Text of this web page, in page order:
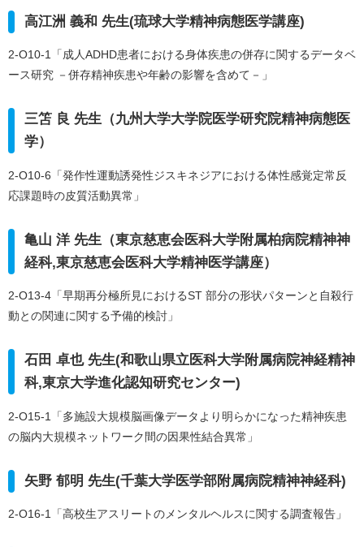
高江洲 義和 先生(琉球大学精神病態医学講座)
2-O10-1「成人ADHD患者における身体疾患の併存に関するデータベ
ース研究 －併存精神疾患や年齢の影響を含めて－」
三笘 良 先生（九州大学大学院医学研究院精神病態医
学）
2-O10-6「発作性運動誘発性ジスキネジアにおける体性感覚定常反
応課題時の皮質活動異常」
亀山 洋 先生（東京慈恵会医科大学附属柏病院精神神
経科,東京慈恵会医科大学精神医学講座）
2-O13-4「早期再分極所見におけるST 部分の形状パターンと自殺行
動との関連に関する予備的検討」
石田 卓也 先生(和歌山県立医科大学附属病院神経精神
科,東京大学進化認知研究センター)
2-O15-1「多施設大規模脳画像データより明らかになった精神疾患
の脳内大規模ネットワーク間の因果性結合異常」
矢野 郁明 先生(千葉大学医学部附属病院精神神経科)
2-O16-1「高校生アスリートのメンタルヘルスに関する調査報告」